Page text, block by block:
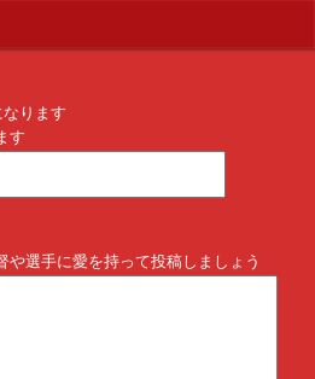
ります
す
選手に愛を持って投稿しましょう